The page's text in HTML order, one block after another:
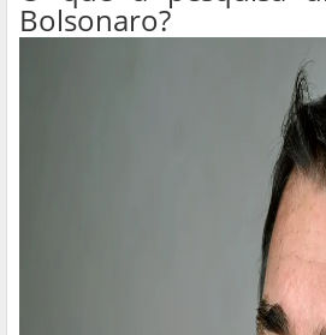
Bolsonaro?